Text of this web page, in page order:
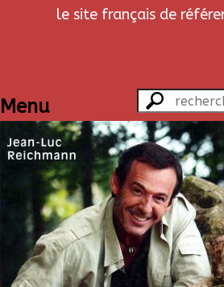
le site français de
Menu